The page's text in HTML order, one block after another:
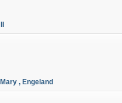
, Engeland